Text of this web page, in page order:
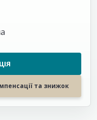
та знижок